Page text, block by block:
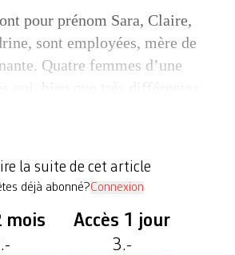
pour prénom Sara, Claire,
sont employées, mère de
Quatre femmes d’une
[…]
la suite de cet article
déjà abonné?Connexion
mois Accès 1 jour
3.-